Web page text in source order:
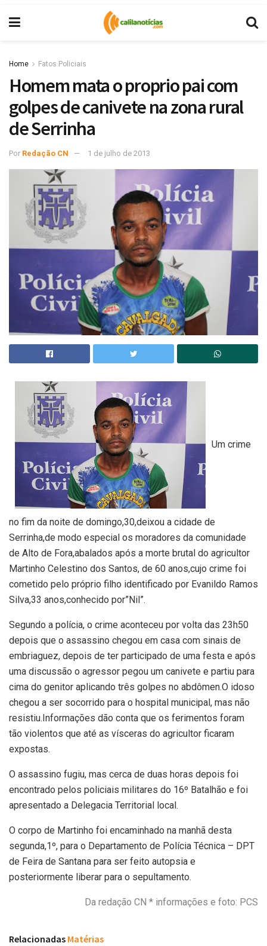
Home Fatos Policiais
Homem mata o proprio pai com
golpes de canivete na zona rural
de Serrinha
Por Redação CN 1 de julho de 2013
Um crime
no fim da noite de domingo,30,deixou a cidade de
Serrinha,de modo especial os moradores da comunidade
de Alto de Fora,abalados após a morte brutal do agricultor
Martinho Celestino dos Santos, de 60 anos,cujo crime foi
cometido pelo próprio filho identificado por Evanildo Ramos
Silva,33 anos,conhecido por”Nil”.
Segundo a polícia, o crime aconteceu por volta das 23h50
depois que o assassino chegou em casa com sinais de
embriaguez, depois de ter participado de uma festa e após
uma discussão o agressor pegou um canivete e partiu para
cima do genitor aplicando três golpes no abdômen.O idoso
chegou a ser socorrido para o hospital municipal, mas não
resistiu.Informações dão conta que os ferimentos foram
tão violentos que até as vísceras do agricultor ficaram
expostas.
O assassino fugiu, mas cerca de duas horas depois foi
encontrado pelos policiais militares do 16º Batalhão e foi
apresentado a Delegacia Territorial local.
O corpo de Martinho foi encaminhado na manhã desta
segunda,1º, para o Departamento de Polícia Técnica – DPT
de Feira de Santana para ser feito autopsia e
posteriormente liberar para o sepultamento.
Da redação CN * informações e foto: PCS
Relacionadas Matérias